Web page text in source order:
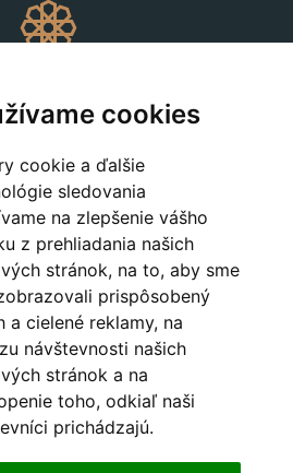
cookies
cookie a ďalšie
sledovania
na zlepšenie vášho
z prehliadania našich
stránok, na to, aby sme
prispôsobený
a cielené reklamy, na
návštevnosti našich
stránok a na
toho, odkiaľ naši
prichádzajú.
311 604 182
zaoberajúca sa dovozom a
dizajnového aj štýlového
a dekorácií.
republika
267 12 Loděnice u Berouna